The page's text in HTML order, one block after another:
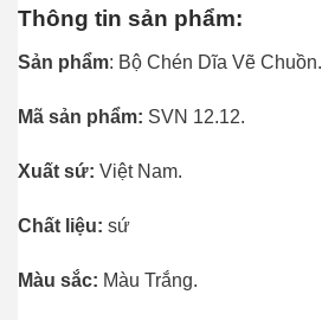
Thông tin sản phẩm:
Sản phẩm: Bộ Chén Dĩa Vẽ Chuồn.
Mã sản phẩm: SVN 12.12.
Xuất sứ: Việt Nam.
Chất liệu: sứ
Màu sắc: Màu Trắng.